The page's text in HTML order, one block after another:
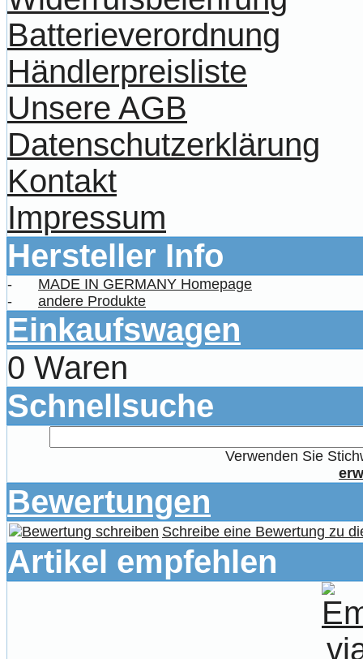
Batterieverordnung
Händlerpreisliste
Unsere AGB
Datenschutzerklärung
Kontakt
Impressum
Hersteller Info
-
MADE IN GERMANY Homepage
-
andere Produkte
Einkaufswagen
0 Waren
Schnellsuche
Verwenden Sie
Bewertungen
Schreibe eine Bewertung zu
Artikel empfehlen